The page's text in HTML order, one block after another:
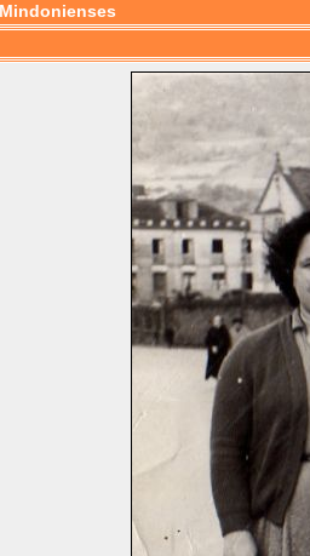
Mindonienses